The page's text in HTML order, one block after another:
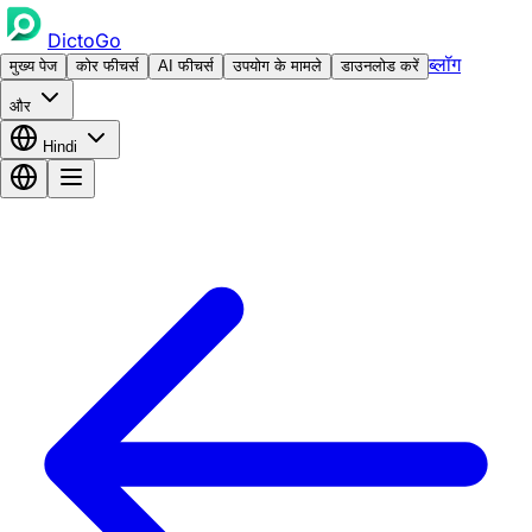
DictoGo
मुख्य पेज कोर फीचर्स AI फीचर्स उपयोग के मामले डाउनलोड करें ब्लॉग
और
Hindi